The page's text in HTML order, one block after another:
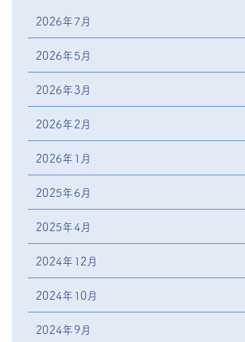
2026年7月
2026年5月
2026年3月
2026年2月
2026年1月
2025年6月
2025年4月
2024年12月
2024年10月
2024年9月